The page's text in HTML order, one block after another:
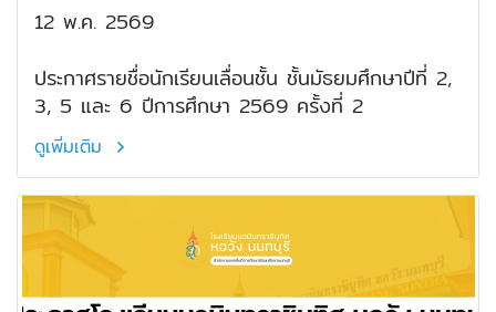
12 พ.ค. 2569
ประกาศรายชื่อนักเรียนเลื่อนชั้น ชั้นมัธยมศึกษาปีที่ 2,
3, 5 และ 6 ปีการศึกษา 2569 ครั้งที่ 2
ดูเพิ่มเติม